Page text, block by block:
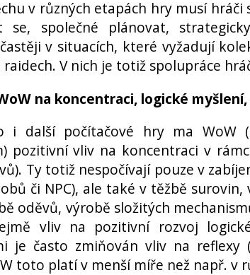
v různých etapách hry musí
se, společné plánovat,
v situacích, které vyžadují
V nich je totiž spolupráce
na koncentraci, logické
i další počítačové hry ma WoW
pozitivní vliv na koncentraci v
Ty totiž nespočívají pouze v
či NPC), ale také v těžbě
oděvů, výrobě složitých
vliv na pozitivní rozvoj
je často zmiňován vliv na reflexy
toto platí v menší míře než např. v